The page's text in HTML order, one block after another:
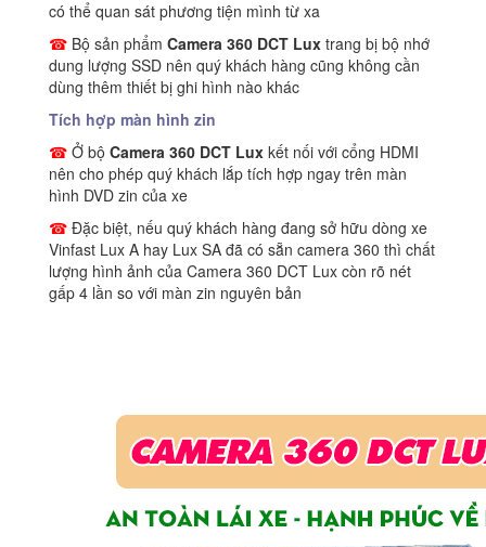
có thể quan sát phương tiện mình từ xa
☎ Bộ sản phẩm Camera 360 DCT Lux trang bị bộ nhớ
dung lượng SSD nên quý khách hàng cũng không cần
dùng thêm thiết bị ghi hình nào khác
Tích hợp màn hình zin
☎ Ở bộ Camera 360 DCT Lux kết nối với cổng HDMI
nên cho phép quý khách lắp tích hợp ngay trên màn
hình DVD zin của xe
☎ Đặc biệt, nếu quý khách hàng đang sở hữu dòng xe
Vinfast Lux A hay Lux SA đã có sẵn camera 360 thì chất
lượng hình ảnh của Camera 360 DCT Lux còn rõ nét
gấp 4 lần so với màn zin nguyên bản